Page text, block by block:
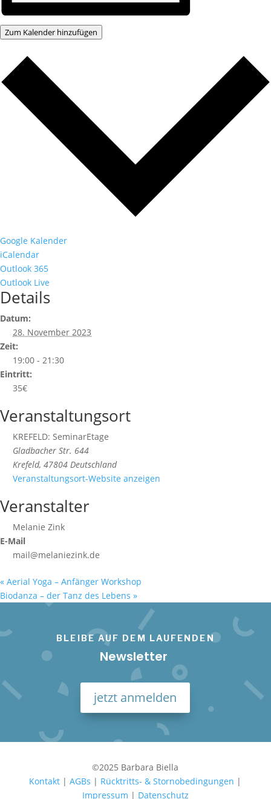
Zum Kalender hinzufügen
Google Kalender
iCalendar
Outlook 365
Outlook Live
Details
Datum:
28. November 2023
Zeit:
19:00 - 21:30
Eintritt:
35€
Veranstaltungsort
KREFELD: SeminarEtage
Gladbacher Str. 644
Krefeld, 47804 Deutschland
Veranstaltungsort-Website anzeigen
Veranstalter
Melanie Zink
E-Mail
mail@melaniezink.de
« Aerial Yoga – Anfänger Workshop
Biodanza – der Tanz des Lebens »
BLEIBE AUF DEM LAUFENDEN
Newsletter
jetzt anmelden
©2025 Barbara Biella
Kontakt |AGBs | Rücktritts- & Stornobedingungen |
Impressum | Datenschutz